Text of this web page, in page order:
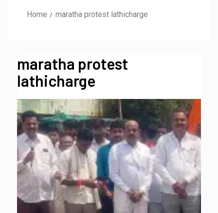
Home maratha protest lathicharge
maratha protest
lathicharge